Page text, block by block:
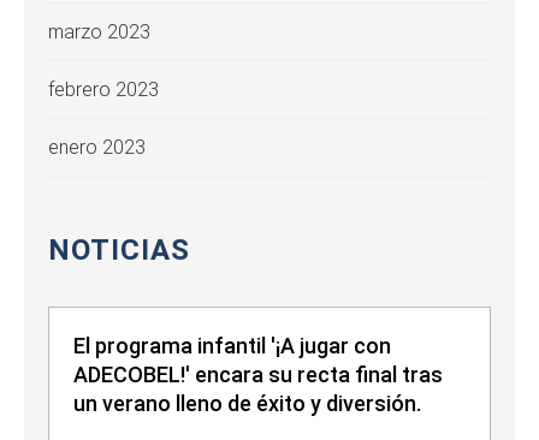
marzo 2023
febrero 2023
enero 2023
NOTICIAS
El programa infantil '¡A jugar con
ADECOBEL!' encara su recta final tras
un verano lleno de éxito y diversión.